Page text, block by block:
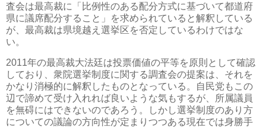
査会は最高裁に「比例性のある配分方式に基づいて都道府
県に議席配分すること」を求められていると解釈している
が、最高裁は県境越え選挙区を否定しているわけではな
い。
2011年の最高裁大法廷は投票価値の平等を原則として確認
しており、衆院選挙制度に関する調査会の提案は、それを
かなり消極的に解釈したものとなっている。自民党もこの
辺で諦めて受け入れれば良いような気もするが、所属議員
を無碍にはできないのであろう。しかし選挙制度のあり方
についての議論の方向性が定まりつつある現在では身勝手